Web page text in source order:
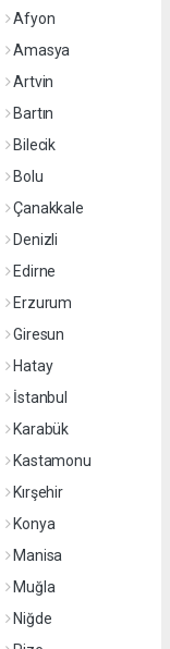
Afyon
Amasya
Artvin
Bartın
Bilecik
Bolu
Çanakkale
Denizli
Edirne
Erzurum
Giresun
Hatay
İstanbul
Karabük
Kastamonu
Kırşehir
Konya
Manisa
Muğla
Niğde